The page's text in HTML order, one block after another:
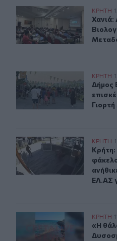
Χανιά: Διεθνές Συνέδριο
ΚΡΗΤΗ
Χανιά:
Δήμος Βιάννου: Χιλιάδες
ΚΡΗΤΗ
Δήμος
Δήμος
Κρήτη: Στην εισαγγελία ο
ΚΡΗΤΗ
Κρήτη:
ΕΛ.ΑΣ
Ηράκλειο: Δυσοσμία και
ΚΡΗΤΗ
«Η
«Η